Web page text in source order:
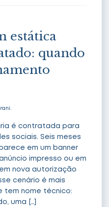
estática
quando
é contratada para
sociais. Seis meses
em um banner
impresso ou em
nova autorização
cenário é mais
tem nome técnico:
uma […]